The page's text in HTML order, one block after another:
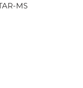
MS